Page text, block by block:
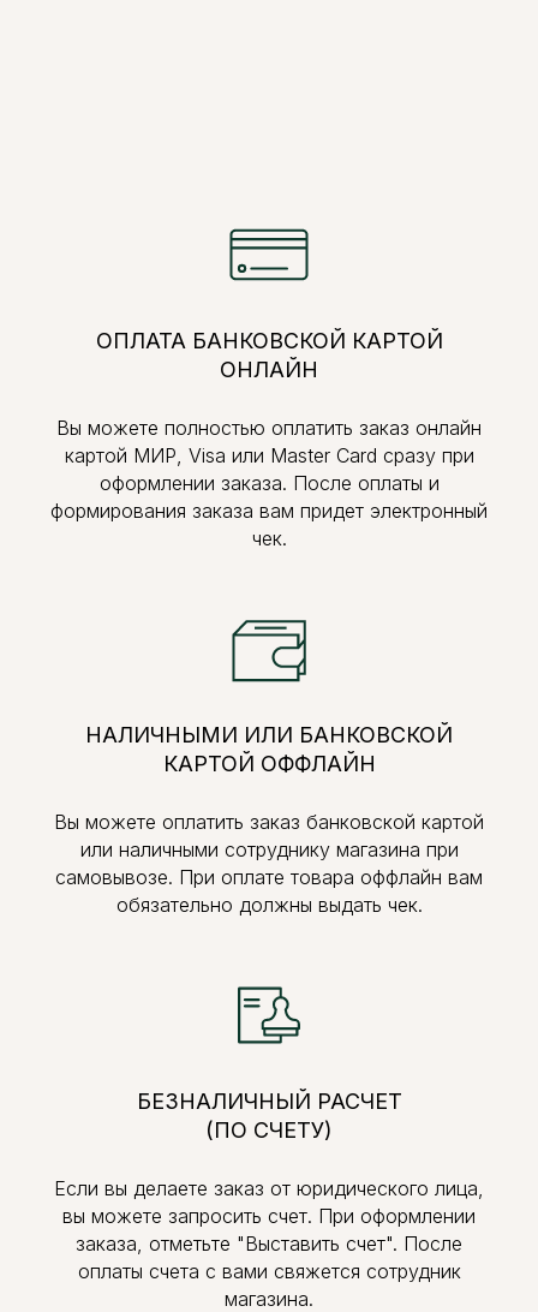
ОПЛАТА БАНКОВСКОЙ КАРТОЙ
ОНЛАЙН
Вы можете полностью оплатить заказ онлайн
картой МИР, Visa или Master Card сразу при
оформлении заказа. После оплаты и
формирования заказа вам придет электронный
чек.
НАЛИЧНЫМИ ИЛИ БАНКОВСКОЙ
КАРТОЙ ОФФЛАЙН
Вы можете оплатить заказ банковской картой
или наличными сотруднику магазина при
самовывозе. При оплате товара оффлайн вам
обязательно должны выдать чек.
БЕЗНАЛИЧНЫЙ РАСЧЕТ
(ПО СЧЕТУ)
Если вы делаете заказ от юридического лица,
вы можете запросить счет. При оформлении
заказа, отметьте "Выставить счет". После
оплаты счета с вами свяжется сотрудник
магазина.